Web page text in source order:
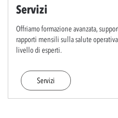
Servizi
Offriamo formazione avanzata,
rapporti mensili sulla salute
livello di esperti.
Servizi